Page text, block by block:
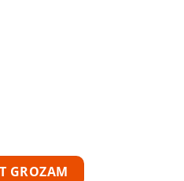
daudzums
GROZAM